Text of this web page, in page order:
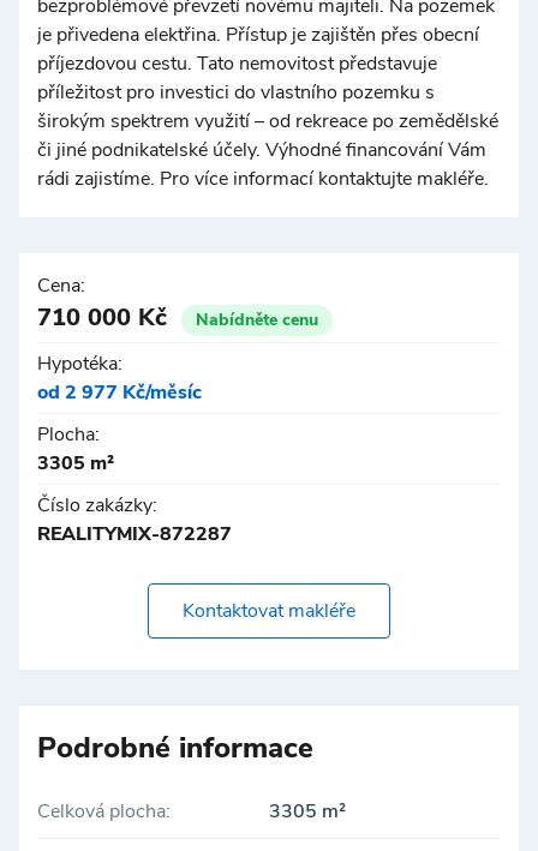
bezproblémové převzetí novému majiteli. Na pozemek
je přivedena elektřina. Přístup je zajištěn přes obecní
příjezdovou cestu. Tato nemovitost představuje
příležitost pro investici do vlastního pozemku s
širokým spektrem využití – od rekreace po zemědělské
či jiné podnikatelské účely. Výhodné financování Vám
rádi zajistíme. Pro více informací kontaktujte makléře.
Cena:
710 000 Kč Nabídněte cenu
Hypotéka:
od 2 977 Kč/měsíc
Plocha:
3305 m²
Číslo zakázky:
REALITYMIX-872287
Kontaktovat makléře
Podrobné informace
Celková plocha: 3305 m²